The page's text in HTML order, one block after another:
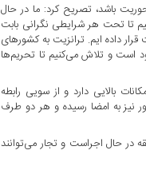
باشد، تصریح کرد: ما در حال
تا تحت هر شرایطی نگرانی بابت
داده ایم. ترانزیت به کشورهای
است و تلاش می‌کنیم تا تحریم‌ها
بالایی دارد و از سویی رابطه
نیز به امضا رسیده و هر دو طرف
در حال اجراست و تجار می‌توانند